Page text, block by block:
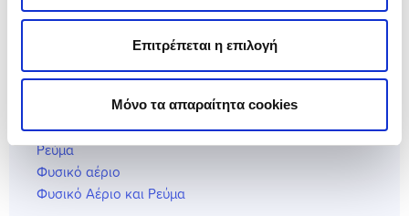
Επιτρέπεται η επιλογή
Μόνο τα απαραίτητα cookies
Ασφάλεια Κατοικίδιου
Πρόγραμμα Ομαδικής Ασφάλισης
Οικιακοί πελάτες
Ρεύμα
Φυσικό αέριο
Φυσικό Αέριο και Ρεύμα